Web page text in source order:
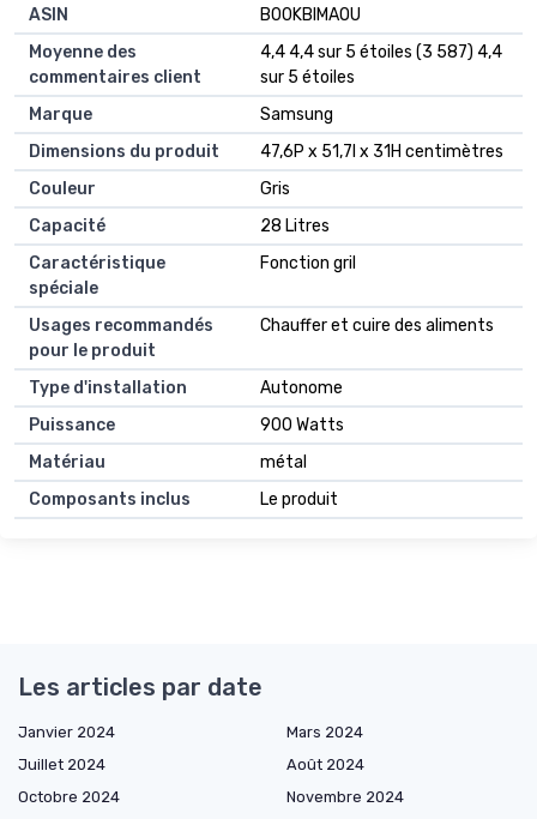
ASIN
B00KBIMAOU
Moyenne des
commentaires client
4,4 4,4 sur 5 étoiles (3 587) 4,4
sur 5 étoiles
Marque
Samsung
Dimensions du produit
47,6P x 51,7l x 31H centimètres
Couleur
Gris
Capacité
28 Litres
Caractéristique
spéciale
Fonction gril
Usages recommandés
pour le produit
Chauffer et cuire des aliments
Type d'installation
Autonome
Puissance
900 Watts
Matériau
métal
Composants inclus
Le produit
Les articles par date
Janvier 2024
Mars 2024
Juillet 2024
Août 2024
Octobre 2024
Novembre 2024